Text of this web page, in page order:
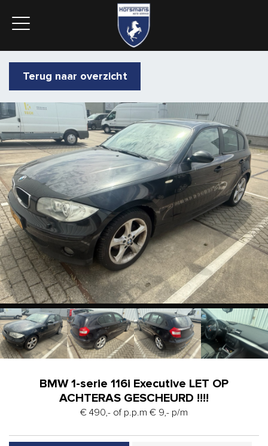
Terug naar overzicht
BMW 1-serie 116i Executive LET OP
ACHTERAS GESCHEURD !!!!
€ 490,- of p.p.m € 9,- p/m